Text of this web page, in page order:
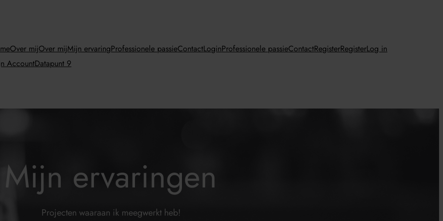
Over mijOver mijMijn ervaringProfessionele passieContactLoginProfessionele passieContactRegisterRegisterLog in
AccountDatapunt 9
Mijn ervaringen
Projecten waaraan ik meegwerkt heb!